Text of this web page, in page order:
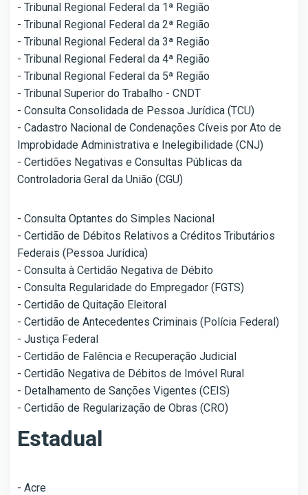
- Tribunal Regional Federal da 1ª Região
- Tribunal Regional Federal da 2ª Região
- Tribunal Regional Federal da 3ª Região
- Tribunal Regional Federal da 4ª Região
- Tribunal Regional Federal da 5ª Região
- Tribunal Superior do Trabalho - CNDT
- Consulta Consolidada de Pessoa Jurídica (TCU)
- Cadastro Nacional de Condenações Cíveis por Ato de
Improbidade Administrativa e Inelegibilidade (CNJ)
- Certidões Negativas e Consultas Públicas da
Controladoria Geral da União (CGU)
- Consulta Optantes do Simples Nacional
- Certidão de Débitos Relativos a Créditos Tributários
Federais (Pessoa Jurídica)
- Consulta à Certidão Negativa de Débito
- Consulta Regularidade do Empregador (FGTS)
- Certidão de Quitação Eleitoral
- Certidão de Antecedentes Criminais (Polícia Federal)
- Justiça Federal
- Certidão de Falência e Recuperação Judicial
- Certidão Negativa de Débitos de Imóvel Rural
- Detalhamento de Sanções Vigentes (CEIS)
- Certidão de Regularização de Obras (CRO)
Estadual
- Acre